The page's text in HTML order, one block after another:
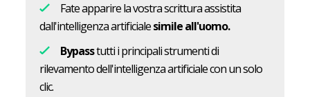
Fate apparire la vostra scrittura assistita
dall'intelligenza artificialesimile all'uomo.
Bypasstutti i principali strumenti di
rilevamento dell'intelligenza artificiale con un solo
clic.